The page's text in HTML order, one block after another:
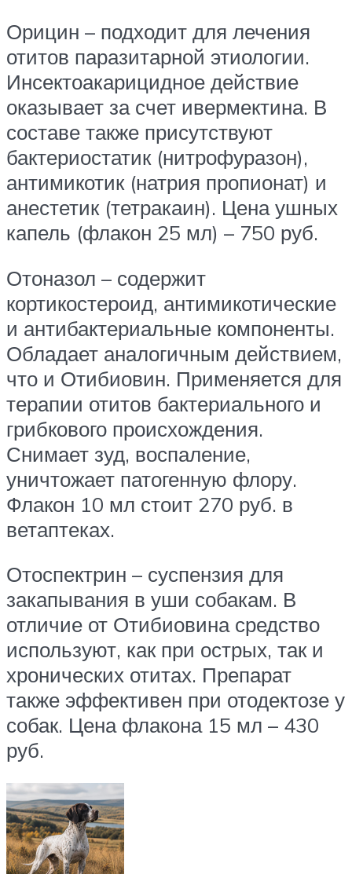
Орицин – подходит для лечения
отитов паразитарной этиологии.
Инсектоакарицидное действие
оказывает за счет ивермектина. В
составе также присутствуют
бактериостатик (нитрофуразон),
антимикотик (натрия пропионат) и
анестетик (тетракаин). Цена ушных
капель (флакон 25 мл) – 750 руб.
Отоназол – содержит
кортикостероид, антимикотические
и антибактериальные компоненты.
Обладает аналогичным действием,
что и Отибиовин. Применяется для
терапии отитов бактериального и
грибкового происхождения.
Снимает зуд, воспаление,
уничтожает патогенную флору.
Флакон 10 мл стоит 270 руб. в
ветаптеках.
Отоспектрин – суспензия для
закапывания в уши собакам. В
отличие от Отибиовина средство
используют, как при острых, так и
хронических отитах. Препарат
также эффективен при отодектозе у
собак. Цена флакона 15 мл – 430
руб.